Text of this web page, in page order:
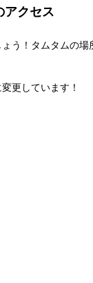
アクセス
う！タムタムの場
更しています！